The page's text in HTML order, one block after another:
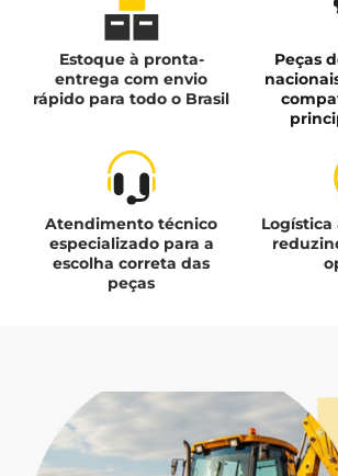
Estoque à pronta-
entrega com envio
rápido para todo o Brasil
Peças
Atendimento técnico
especializado para a
escolha correta das
peças